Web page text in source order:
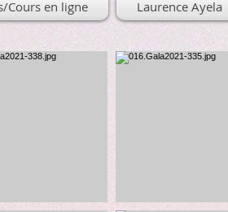
Cours en ligne Laurence Ayela